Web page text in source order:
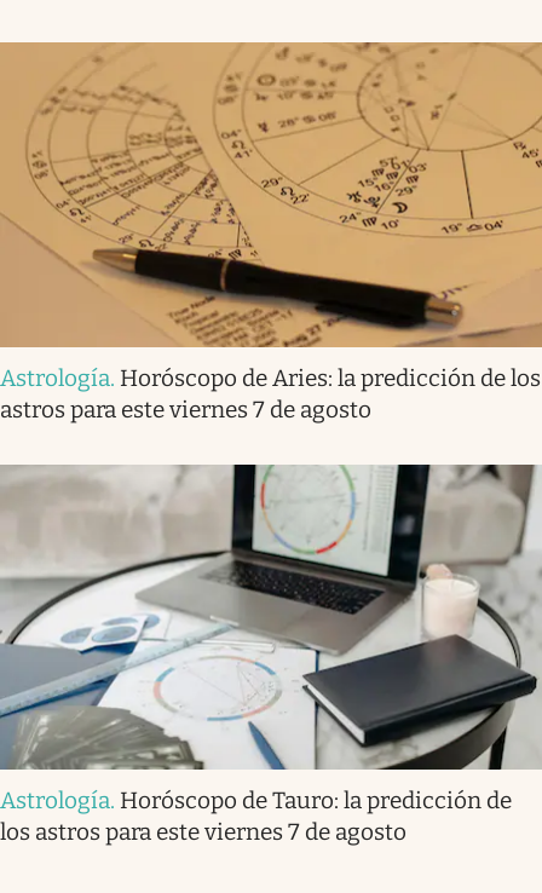
Astrología. Horóscopo de Aries: la predicción de los
astros para este viernes 7 de agosto
Astrología. Horóscopo de Tauro: la predicción de
los astros para este viernes 7 de agosto